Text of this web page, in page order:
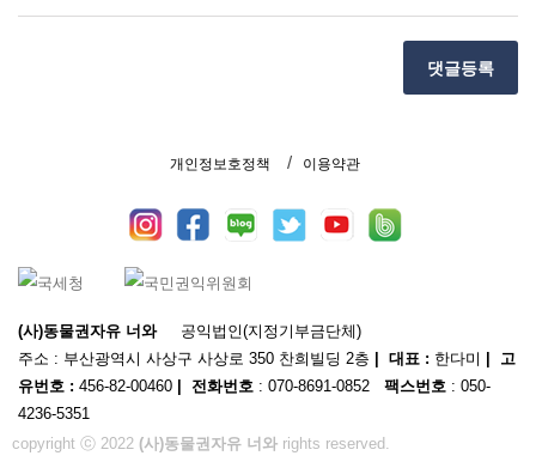
댓글등록
개인정보호정책 이용약관
(사)동물권자유 너와
공익법인(지정기부금단체)
주소 : 부산광역시 사상구 사상로 350 찬희빌딩 2층
| 대표 : 한다미
| 고
유번호 : 456-82-00460 | 전화번호 : 070-8691-0852 팩스번호 : 050-
4236-5351
copyright ⓒ 2022 (사)동물권자유 너와 rights reserved.